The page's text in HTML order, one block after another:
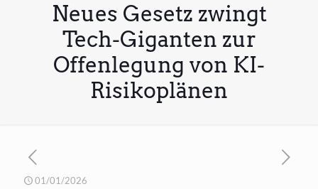
Neues Gesetz zwingt
Tech-Giganten zur
Offenlegung von KI-
Risikoplänen
01/01/2026